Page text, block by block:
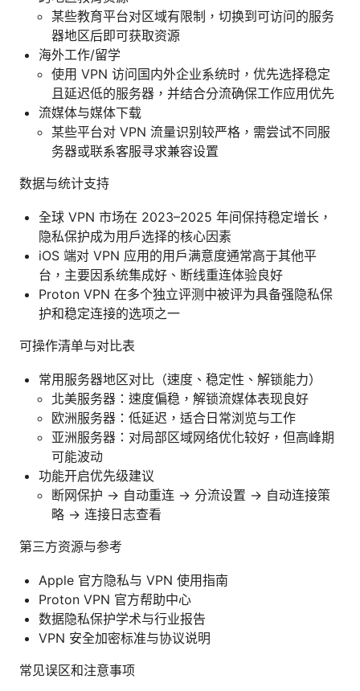
某些教育平台对区域有限制，切换到可访问的服务
器地区后即可获取资源
海外工作/留学
使用 VPN 访问国内外企业系统时，优先选择稳定
且延迟低的服务器，并结合分流确保工作应用优先
流媒体与媒体下载
某些平台对 VPN 流量识别较严格，需尝试不同服
务器或联系客服寻求兼容设置
数据与统计支持
全球 VPN 市场在 2023–2025 年间保持稳定增长，
隐私保护成为用户选择的核心因素
iOS 端对 VPN 应用的用户满意度通常高于其他平
台，主要因系统集成好、断线重连体验良好
Proton VPN 在多个独立评测中被评为具备强隐私保
护和稳定连接的选项之一
可操作清单与对比表
常用服务器地区对比（速度、稳定性、解锁能力）
北美服务器：速度偏稳，解锁流媒体表现良好
欧洲服务器：低延迟，适合日常浏览与工作
亚洲服务器：对局部区域网络优化较好，但高峰期
可能波动
功能开启优先级建议
断网保护 → 自动重连 → 分流设置 → 自动连接策
略 → 连接日志查看
第三方资源与参考
Apple 官方隐私与 VPN 使用指南
Proton VPN 官方帮助中心
数据隐私保护学术与行业报告
VPN 安全加密标准与协议说明
常见误区和注意事项